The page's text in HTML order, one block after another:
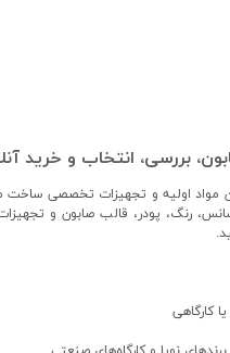
بررسی، انتخاب و خرید
اولیه و تجهیزات تخصصی ساخت
رنگ، پودر، قالب صابون و
کارگاهی